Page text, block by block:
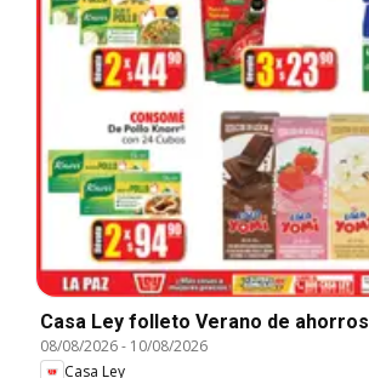
Casa Ley folleto Verano de ahorros
08/08/2026- 10/08/2026
Casa Ley